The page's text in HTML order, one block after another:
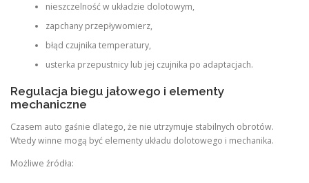
nieszczelność w układzie dolotowym,
zapchany przepływomierz,
błąd czujnika temperatury,
usterka przepustnicy lub jej czujnika po adaptacjach.
Regulacja biegu jałowego i elementy
mechaniczne
Czasem auto gaśnie dlatego, że nie utrzymuje stabilnych obrotów.
Wtedy winne mogą być elementy układu dolotowego i mechanika.
Możliwe źródła: